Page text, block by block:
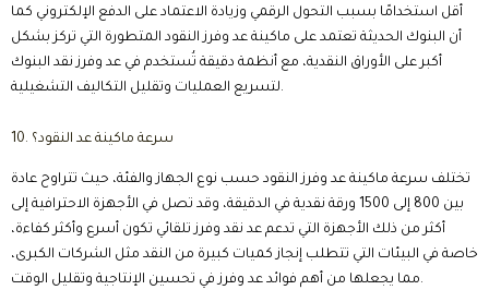
أقل استخدامًا بسبب التحول الرقمي وزيادة الاعتماد على الدفع الإلكتروني كما
أن البنوك الحديثة تعتمد على ماكينة عد وفرز النقود المتطورة التي تركز بشكل
أكبر على الأوراق النقدية، مع أنظمة دقيقة تُستخدم في عد وفرز نقد البنوك
لتسريع العمليات وتقليل التكاليف التشغيلية.
10. سرعة ماكينة عد النقود؟
تختلف سرعة ماكينة عد وفرز النقود حسب نوع الجهاز والفئة، حيث تتراوح عادة
بين 800 إلى 1500 ورقة نقدية في الدقيقة، وقد تصل في الأجهزة الاحترافية إلى
أكثر من ذلك الأجهزة التي تدعم عد نقد وفرز تلقائي تكون أسرع وأكثر كفاءة،
خاصة في البيئات التي تتطلب إنجاز كميات كبيرة من النقد مثل الشركات الكبرى،
مما يجعلها من أهم فوائد عد وفرز في تحسين الإنتاجية وتقليل الوقت.